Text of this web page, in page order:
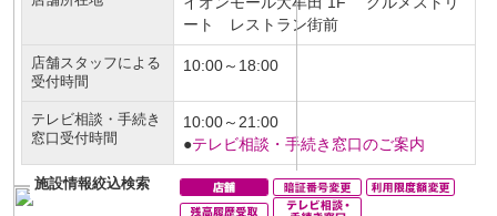
iDeCo・国民年金基金
iDeCo（個人型確定拠出年金）
国民年金基金
ロボアドバイザークラウドファンディング
WealthNavi for イオン銀行（ロボアドバイザー）
funds
ローン
住宅ローン